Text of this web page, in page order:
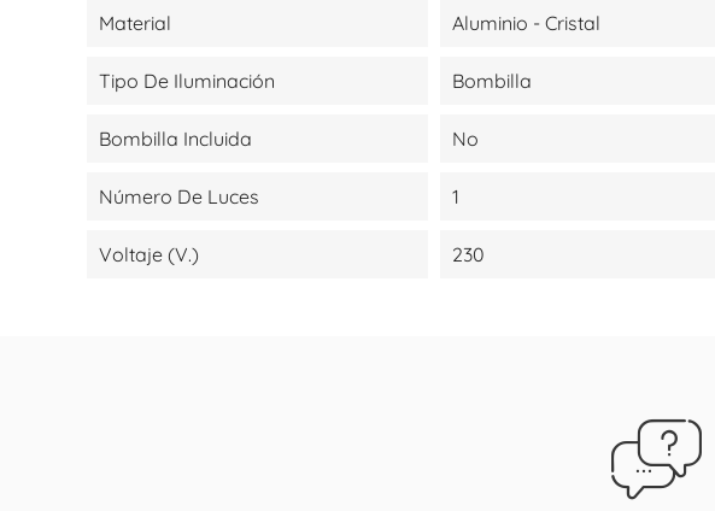
Material Aluminio - Cristal
Tipo De Iluminación Bombilla
Bombilla Incluida No
Número De Luces 1
Voltaje (V.) 230